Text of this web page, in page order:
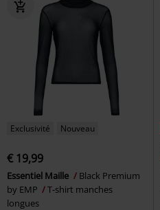
Exclusivité Nouveau
€ 19,99
Essentiel Maille
Black Premium
by EMP
T-shirt manches
longues